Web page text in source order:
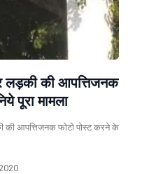
लड़की की आपत्तिजनक
पूरा मामला
आपत्तिजनक फोटो पोस्‍ट करने के